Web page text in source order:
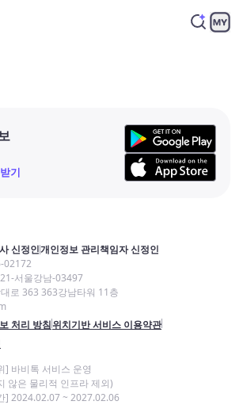
기
신정인개인정보 관리책임자 신정인
02172
서울강남-03497
로 363 363강남타워 11층
처리 방침위치기반 서비스 이용약관
] 바비톡 서비스 운영
않은 물리적 인프라 제외)
] 2024.02.07 ~ 2027.02.06